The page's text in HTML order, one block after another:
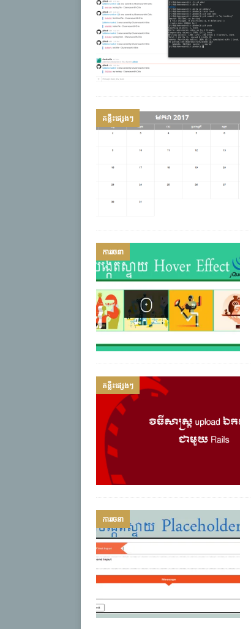
គន្លឹះផ្សេងៗ
ការរចនា
គន្លឹះផ្សេងៗ
ការរចនា